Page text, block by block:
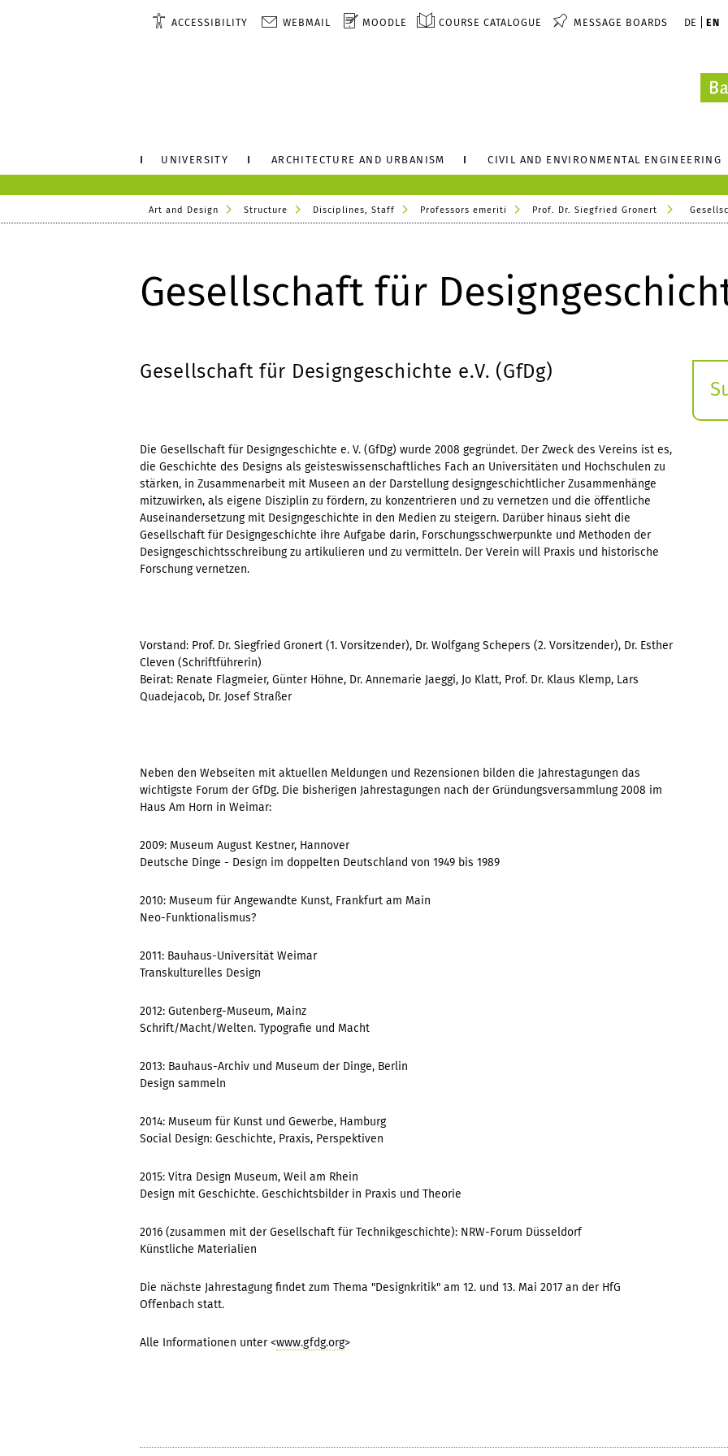
ACCESSIBILITY WEBMAIL MOODLE COURSE CATALOGUE MESSAGE BOARDS DE EN
UNIVERSITY ARCHITECTURE AND URBANISM CIVIL AND ENVIRONMENTAL ENGINEERING
Art and Design Structure Disciplines, Staff Professors emeriti Prof. Dr. Siegfried Gronert
Gesellschaft für
Gesellschaft für Designgeschichte e.V. (GfDg)
Die Gesellschaft für Designgeschichte e. V. (GfDg) wurde 2008 gegründet. Der Zweck des Vereins ist es,
die Geschichte des Designs als geisteswissenschaftliches Fach an Universitäten und Hochschulen zu
stärken, in Zusammenarbeit mit Museen an der Darstellung designgeschichtlicher Zusammenhänge
mitzuwirken, als eigene Disziplin zu fördern, zu konzentrieren und zu vernetzen und die öffentliche
Auseinandersetzung mit Designgeschichte in den Medien zu steigern. Darüber hinaus sieht die
Gesellschaft für Designgeschichte ihre Aufgabe darin, Forschungsschwerpunkte und Methoden der
Designgeschichtsschreibung zu artikulieren und zu vermitteln. Der Verein will Praxis und historische
Forschung vernetzen.
Vorstand: Prof. Dr. Siegfried Gronert (1. Vorsitzender), Dr. Wolfgang Schepers (2. Vorsitzender), Dr. Esther
Cleven (Schriftführerin)
Beirat: Renate Flagmeier, Günter Höhne, Dr. Annemarie Jaeggi, Jo Klatt, Prof. Dr. Klaus Klemp, Lars
Quadejacob, Dr. Josef Straßer
Neben den Webseiten mit aktuellen Meldungen und Rezensionen bilden die Jahrestagungen das
wichtigste Forum der GfDg. Die bisherigen Jahrestagungen nach der Gründungsversammlung 2008 im
Haus Am Horn in Weimar:
2009: Museum August Kestner, Hannover
Deutsche Dinge - Design im doppelten Deutschland von 1949 bis 1989
2010: Museum für Angewandte Kunst, Frankfurt am Main
Neo-Funktionalismus?
2011: Bauhaus-Universität Weimar
Transkulturelles Design
2012: Gutenberg-Museum, Mainz
Schrift/Macht/Welten. Typografie und Macht
2013: Bauhaus-Archiv und Museum der Dinge, Berlin
Design sammeln
2014: Museum für Kunst und Gewerbe, Hamburg
Social Design: Geschichte, Praxis, Perspektiven
2015: Vitra Design Museum, Weil am Rhein
Design mit Geschichte. Geschichtsbilder in Praxis und Theorie
2016 (zusammen mit der Gesellschaft für Technikgeschichte): NRW-Forum Düsseldorf
Künstliche Materialien
Die nächste Jahrestagung findet zum Thema "Designkritik" am 12. und 13. Mai 2017 an der HfG
Offenbach statt.
Alle Informationen unter <www.gfdg.org>